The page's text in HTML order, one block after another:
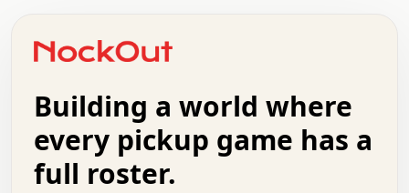
+   .   .   .   .   .   .   .   .   .   +   .   .
.   .   .   .   .   .   .   .   .   .   .   :   .
.   .   .   .   +   .   .   .   .   .   .   .   +
.   :   .   .   .   .   .   .   .   .   o   .   .
.   .   x   .   .   .   .   .   .   :   .   .   o
.   .   .   .   :   .   .   .   .   o   .   .   .
Building a world where
every pickup game has a
full roster.